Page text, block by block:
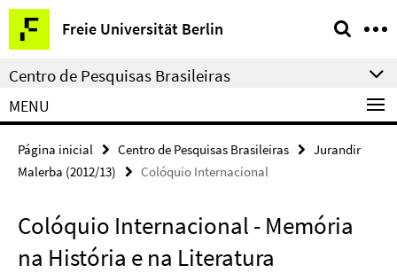
Springe
direkt
zu
Inhalt
Freie Universität Berlin
Serviço
de
navegação
Centro de Pesquisas Brasileiras
MENU
Página inicial Centro de Pesquisas Brasileiras
Jurandir
Malerba (2012/13)
Colóquio Internacional
Colóquio Internacional - Memória
na História e na Literatura